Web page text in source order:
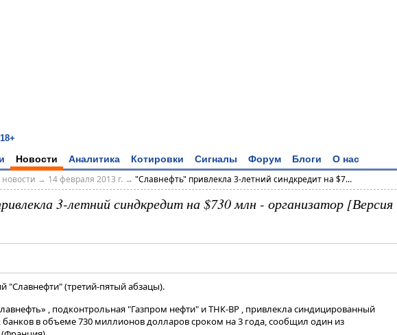
18+
Новости Аналитика Котировки Сигналы Форум Блоги О нас
→ 14 февраля 2013 г. → "Славнефть" привлекла 3-летний синдкредит на $7...
3-летний синдкредит на $730 млн - организатор [Версия
"Славнефти" (третий-пятый абзацы).
, подконтрольная "Газпром нефти" и ТНК-ВР , привлекла синдицированный
в объеме 730 миллионов долларов сроком на 3 года, сообщил один из